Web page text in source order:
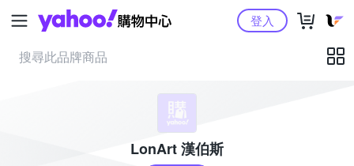
Yahoo購物中心登入
LonArt 漢伯斯